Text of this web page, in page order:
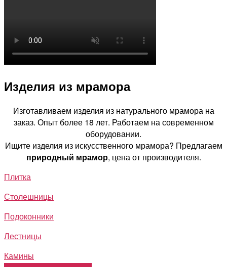
Изделия из мрамора
Изготавливаем изделия из натурального мрамора на
заказ. Опыт более 18 лет. Работаем на современном
оборудовании.
Ищите изделия из искусственного мрамора? Предлагаем
природный мрамор, цена от производителя.
Плитка
Столешницы
Подоконники
Лестницы
Камины